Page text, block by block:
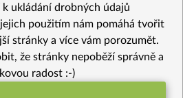
netradiční recept
ukládání drobných údajů
jejich použitím nám pomáhá tvořit
stránky a více vám porozumět.
že stránky nepoběží správně a
radost :-)